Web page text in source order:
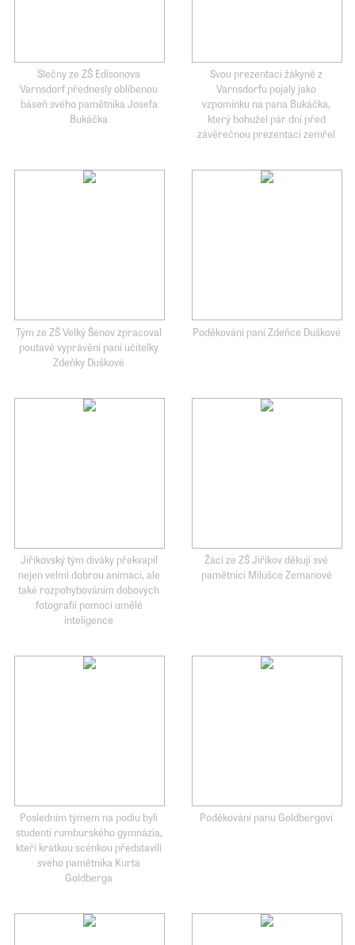
Slečny ze ZŠ Edisonova
Varnsdorf přednesly oblíbenou
báseň svého pamětníka Josefa
Bukáčka
Svou prezentaci žákyně z
Varnsdorfu pojaly jako
vzpomínku na pana Bukáčka,
který bohužel pár dní před
závěrečnou prezentací zemřel
Tým ze ZŠ Velký Šenov zpracoval
poutavé vyprávění paní učitelky
Zdeňky Duškové
Poděkování paní Zdeňce Duškové
Jiříkovský tým diváky překvapil
nejen velmi dobrou animací, ale
také rozpohybováním dobových
fotografií pomocí umělé
inteligence
Žáci ze ZŠ Jiříkov děkují své
pamětnici Milušce Zemanové
Posledním týmem na podiu byli
studenti rumburského gymnázia,
kteří krátkou scénkou představili
svého pamětníka Kurta
Goldberga
Poděkování panu Goldbergovi